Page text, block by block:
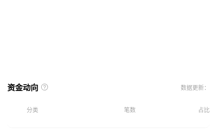
资金动向 数据更新：
分类 笔数 占比